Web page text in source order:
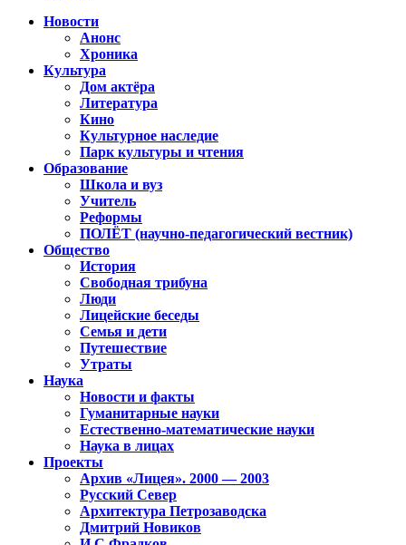
Новости
Анонс
Хроника
Культура
Дом актёра
Литература
Кино
Культурное наследие
Парк культуры и чтения
Образование
Школа и вуз
Учитель
Реформы
ПОЛЁТ (научно-педагогический вестник)
Общество
История
Свободная трибуна
Люди
Лицейские беседы
Семья и дети
Путешествие
Утраты
Наука
Новости и факты
Гуманитарные науки
Естественно-математические науки
Наука в лицах
Проекты
Архив «Лицея». 2000 — 2003
Русский Север
Архитектура Петрозаводска
Дмитрий Новиков